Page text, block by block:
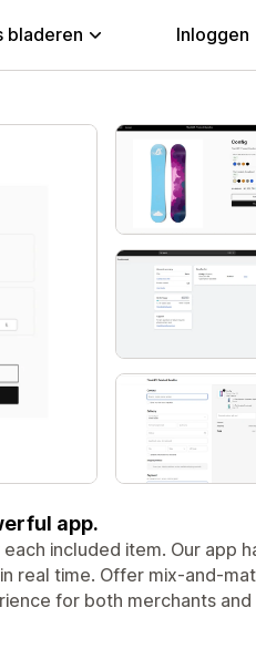
bladeren Inloggen
app.
included item. Our app
real time. Offer mix-and-
for both merchants and